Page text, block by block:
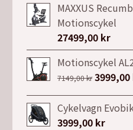
priset
var:
9990,00
MAXXUS
Motionscykel
27499,00 kr
Motionscykel
7149,00kr Det
priset
var:
3999,00
Cykelvagn
3999,00 kr